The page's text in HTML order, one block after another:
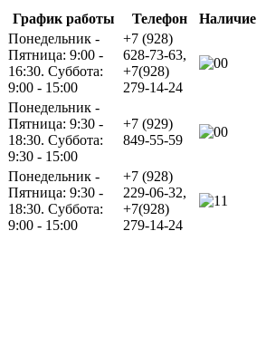
График работы Телефон
Наличие
Понедельник -
Пятница: 9:00 -
16:30. Суббота:
9:00 - 15:00
+7 (928)
628-73-63,
+7(928)
279-14-24
0
Понедельник -
Пятница: 9:30 -
18:30. Суббота:
9:30 - 15:00
+7 (929)
849-55-59
0
Понедельник -
Пятница: 9:30 -
18:30. Суббота:
9:00 - 15:00
+7 (928)
229-06-32,
+7(928)
279-14-24
1